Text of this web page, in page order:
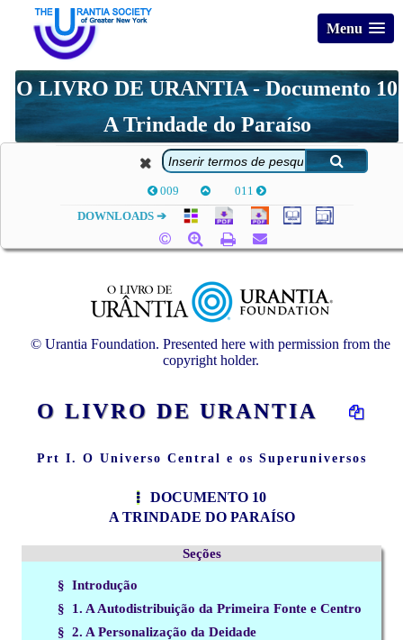
Menu
O LIVRO DE URANTIA - Documento 10
A Trindade do Paraíso
009 011
DOWNLOADS ➔
© Urantia Foundation. Presented here with permission from the
copyright holder.
O LIVRO DE URANTIA
Prt I. O Universo Central e os Superuniversos
DOCUMENTO 10
A TRINDADE DO PARAÍSO
Seções
§ Introdução
§ 1. A Autodistribuição da Primeira Fonte e Centro
§ 2. A Personalização da Deidade